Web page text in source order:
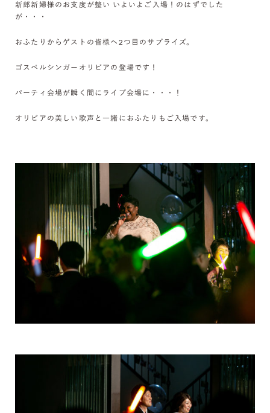
新郎新婦様のお支度が整い いよいよご入場！のはずでした
が・・・
おふたりからゲストの皆様へ2つ目のサプライズ。
ゴスペルシンガーオリビアの登場です！
パーティ会場が瞬く間にライブ会場に・・・！
オリビアの美しい歌声と一緒におふたりもご入場です。